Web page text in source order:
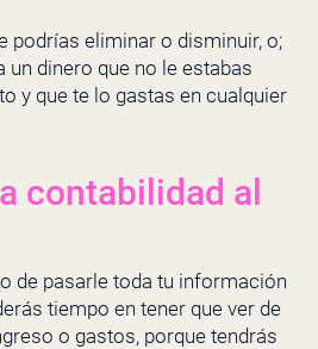
podrías eliminar o disminuir, o;
un dinero que no le estabas
y que te lo gastas en cualquier
contabilidad al
de pasarle toda tu información
tiempo en tener que ver de
o gastos, porque tendrás